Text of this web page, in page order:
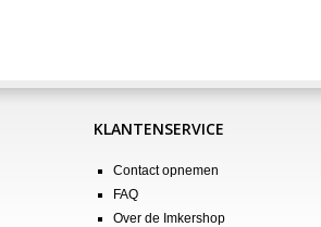
KLANTENSERVICE
Contact opnemen
FAQ
Over de Imkershop